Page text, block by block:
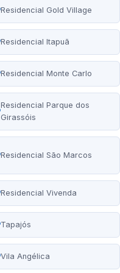
Residencial Gold Village
Residencial Itapuã
Residencial Monte Carlo
Residencial Parque dos
Girassóis
Residencial São Marcos
Residencial Vivenda
Tapajós
Vila Angélica